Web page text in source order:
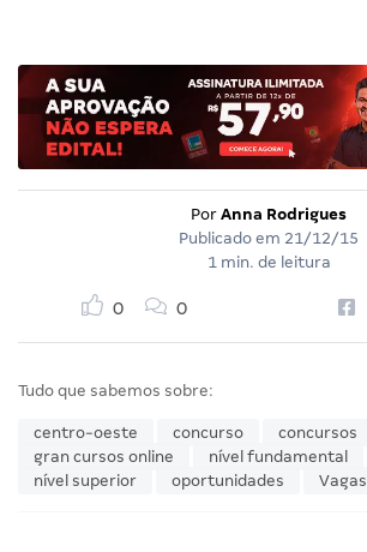
Por Anna Rodrigues
Publicado em 21/12/15
1 min. de leitura
0 0
Tudo que sabemos sobre:
centro-oeste concurso concursos
gran cursos online
nível fundamental
nível superior
oportunidades Vagas